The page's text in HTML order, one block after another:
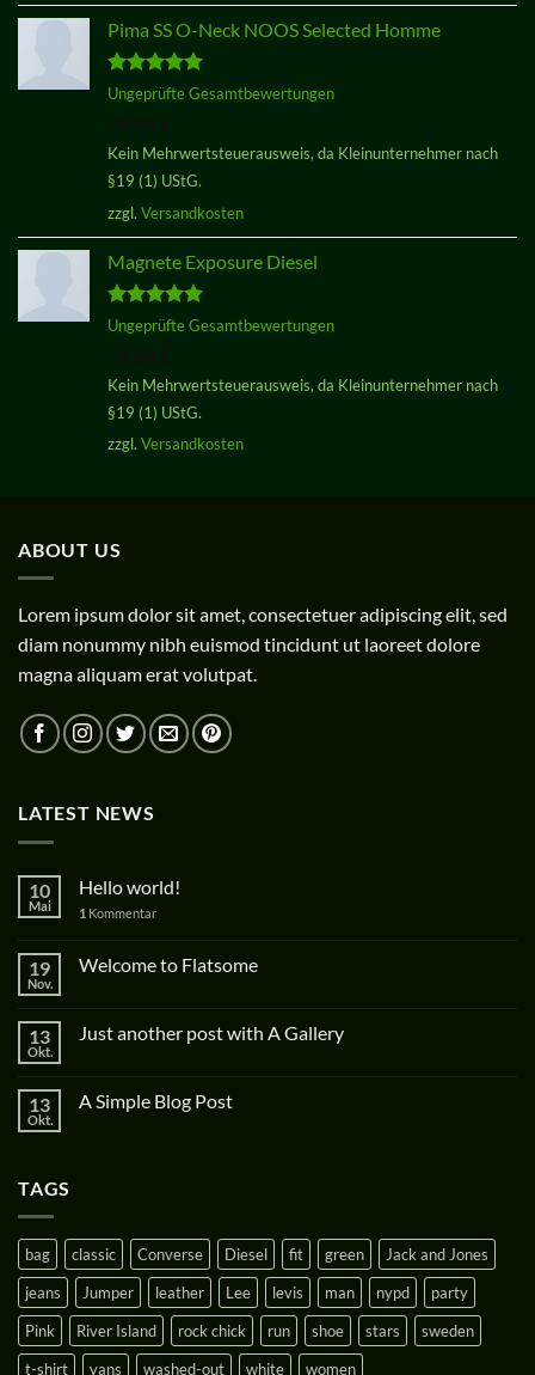
Pima SS O-Neck NOOS Selected Homme
Bewertet
Ungeprüfte Gesamtbewertungen
Kein Mehrwertsteuerausweis, da Kleinunternehmer nach
§19 (1) UStG.
zzgl. Versandkosten
Magnete Exposure Diesel
Bewertet
Ungeprüfte Gesamtbewertungen
Kein Mehrwertsteuerausweis, da Kleinunternehmer nach
§19 (1) UStG.
zzgl. Versandkosten
ABOUT US
Lorem ipsum dolor sit amet, consectetuer adipiscing elit, sed
diam nonummy nibh euismod tincidunt ut laoreet dolore
magna aliquam erat volutpat.
LATEST NEWS
10
Mai
Hello world!
1 Kommentar
19
Nov.
Welcome to Flatsome
13
Okt.
Just another post with A Gallery
13
Okt.
A Simple Blog Post
TAGS
bag classic Converse Diesel fit green
Jack and Jones
jeans
Jumper leather Lee levis man nypd
party
Pink
River Island rock chick run shoe stars
sweden
t-shirt
vans washed-out white women